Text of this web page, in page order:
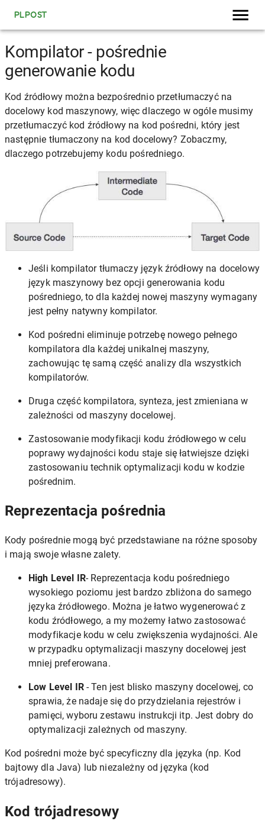
PLPOST
Kompilator - pośrednie
generowanie kodu
Kod źródłowy można bezpośrednio przetłumaczyć na
docelowy kod maszynowy, więc dlaczego w ogóle musimy
przetłumaczyć kod źródłowy na kod pośredni, który jest
następnie tłumaczony na kod docelowy? Zobaczmy,
dlaczego potrzebujemy kodu pośredniego.
Jeśli kompilator tłumaczy język źródłowy na docelowy
język maszynowy bez opcji generowania kodu
pośredniego, to dla każdej nowej maszyny wymagany
jest pełny natywny kompilator.
Kod pośredni eliminuje potrzebę nowego pełnego
kompilatora dla każdej unikalnej maszyny,
zachowując tę ​​samą część analizy dla wszystkich
kompilatorów.
Druga część kompilatora, synteza, jest zmieniana w
zależności od maszyny docelowej.
Zastosowanie modyfikacji kodu źródłowego w celu
poprawy wydajności kodu staje się łatwiejsze dzięki
zastosowaniu technik optymalizacji kodu w kodzie
pośrednim.
Reprezentacja pośrednia
Kody pośrednie mogą być przedstawiane na różne sposoby
i mają swoje własne zalety.
High Level IR- Reprezentacja kodu pośredniego
wysokiego poziomu jest bardzo zbliżona do samego
języka źródłowego. Można je łatwo wygenerować z
kodu źródłowego, a my możemy łatwo zastosować
modyfikacje kodu w celu zwiększenia wydajności. Ale
w przypadku optymalizacji maszyny docelowej jest
mniej preferowana.
Low Level IR- Ten jest blisko maszyny docelowej, co
sprawia, że ​​nadaje się do przydzielania rejestrów i
pamięci, wyboru zestawu instrukcji itp. Jest dobry do
optymalizacji zależnych od maszyny.
Kod pośredni może być specyficzny dla języka (np. Kod
bajtowy dla Java) lub niezależny od języka (kod
trójadresowy).
Kod trójadresowy